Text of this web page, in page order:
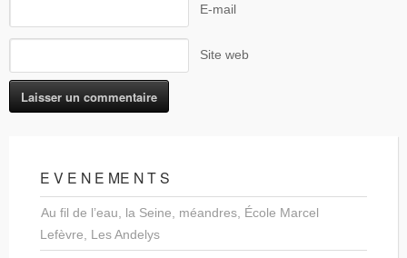
E-mail
Site web
E V E N E ME N T S
Au fil de l’eau, la Seine, méandres, École Marcel
Lefèvre, Les Andelys